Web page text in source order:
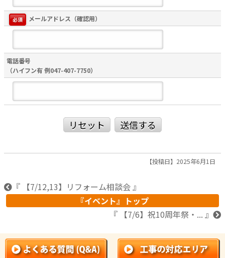
メールアドレス（確認用）
必須
電話番号
（ハイフン有 例047-407-7750）
リセット 送信する
【投稿日】2025年6月1日
『 【7/12,13】リフォーム相談会 』
『イベント』トップ
『 【7/6】祝10周年祭・... 』